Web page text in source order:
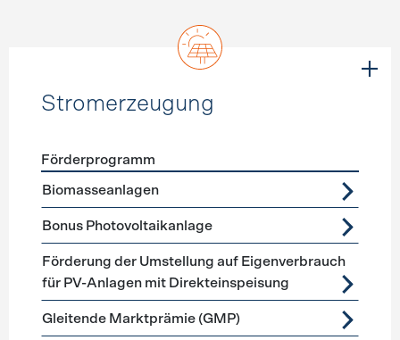
Stromerzeugung
Förderprogramme
Förderprogramm
Biomasseanlagen
Bonus Photovoltaikanlage
Förderung der Umstellung auf Eigenverbrauch
für PV-Anlagen mit Direkteinspeisung
Gleitende Marktprämie (GMP)